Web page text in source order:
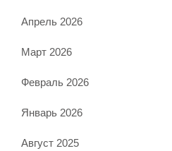
Апрель 2026
Март 2026
Февраль 2026
Январь 2026
Август 2025